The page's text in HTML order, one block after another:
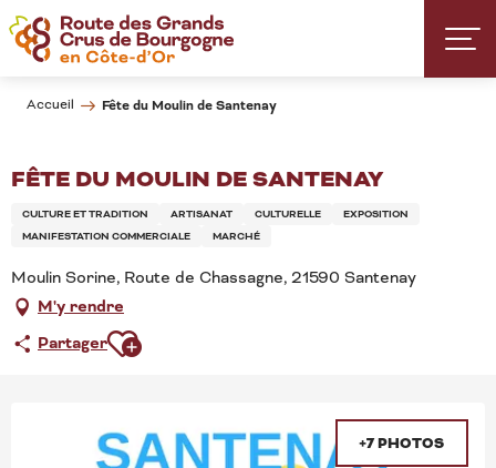
Aller
au
contenu
Accueil Fête du Moulin de Santenay
FÊTE DU MOULIN DE SANTENAY
CULTURE ET TRADITION ARTISANAT CULTURELLE
EXPOSITION
MANIFESTATION COMMERCIALE
MARCHÉ
Moulin Sorine, Route de Chassagne, 21590 Santenay
M'y rendre
PartagerAjouter aux favoris
+7 PHOTOS